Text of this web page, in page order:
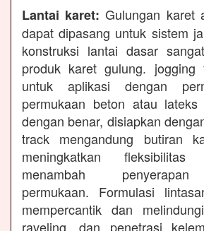
Lantai karet: Gulungan karet
dapat dipasang untuk sistem
konstruksi lantai dasar
produk karet gulung. jogging
untuk aplikasi dengan
permukaan beton atau
dengan benar, disiapkan
track mengandung butiran
meningkatkan
menambah penyerapan
permukaan. Formulasi
mempercantik dan
raveling, dan penetrasi